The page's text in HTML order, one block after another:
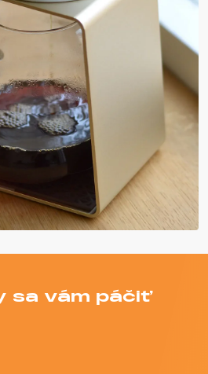
sa vám páčiť